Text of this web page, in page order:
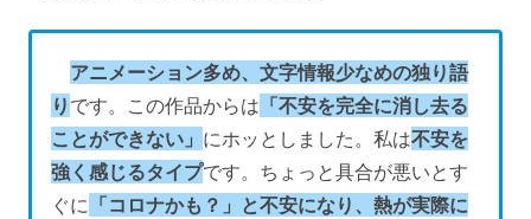
アニメーション多め、文字情報少なめの独り語
り です。この作品からは 「不安を完全に消し去る
ことができない」 にホッとしました。私は不安を
強く感じるタイプです。ちょっと具合が悪いとす
ぐに 「コロナかも？」と不安になり、熱が実際に